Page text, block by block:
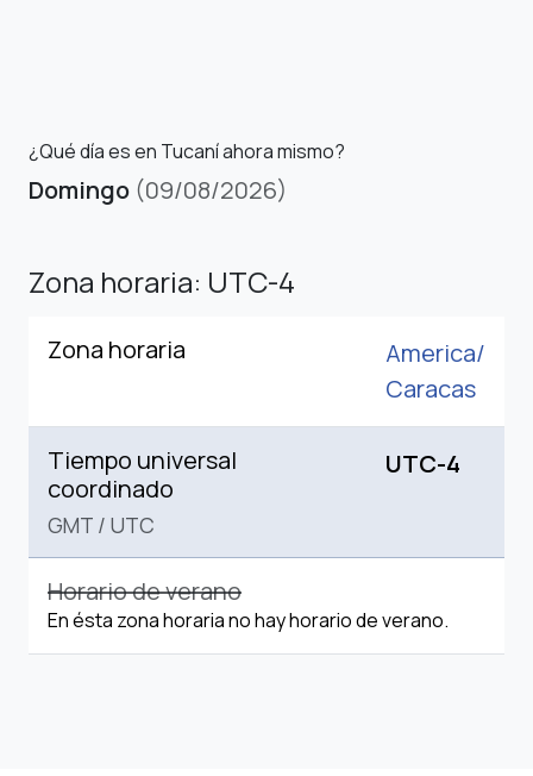
¿Qué día es en Tucaní ahora mismo?
Domingo (09/08/2026)
Zona horaria: UTC-4
Zona horaria
America/
Caracas
Tiempo universal
coordinado
GMT / UTC
UTC-4
Horario de verano
En ésta zona horaria no hay horario de verano.